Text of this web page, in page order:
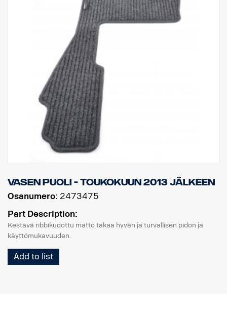
vasen puoli - toukokuun 2013 jälkeen
Osanumero: 2473475
Part Description:
Kestävä ribbikudottu matto takaa hyvän ja turvallisen pidon ja
käyttömukavuuden.
Add to list